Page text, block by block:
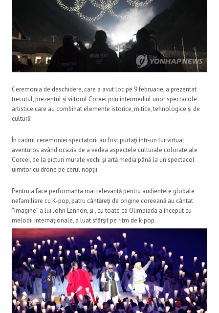
Ceremonia de deschidere, care a avut loc pe 9 februarie, a prezentat
trecutul, prezentul și viitorul Coreei prin intermediul unor spectacole
artistice care au combinat elemente istorice, mitice, tehnologice și de
cultură.
În cadrul ceremoniei spectatorii au fost purtaţi într-un tur virtual
aventuros având ocazia de a vedea aspectele culturale colorate ale
Coreei, de la picturi murale vechi şi artă media până la un spectacol
uimitor cu drone pe cerul nopţii.
Pentru a face performanța mai relevantă pentru audiențele globale
nefamiliare cu K-pop, patru cântăreţi de origine coreeană au cântat
“Imagine” a lui John Lennon, şi , cu toate ca Olimpiada a început cu
melodii internaţionale, a luat sfârşit pe ritm de k-pop.